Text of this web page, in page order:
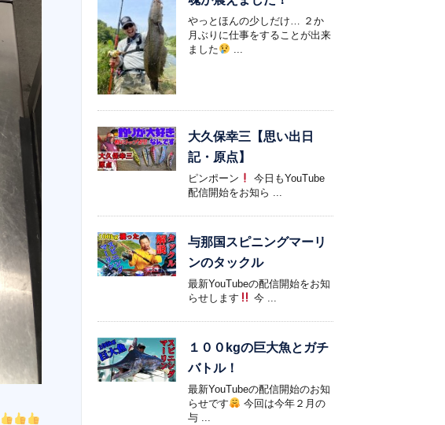
やっとほんの少しだけ… ２か
月ぶりに仕事をすることが出来
ました
...
大久保幸三【思い出日
記・原点】
ピンポーン
今日もYouTube
配信開始をお知ら ...
与那国スピニングマーリ
ンのタックル
最新YouTubeの配信開始をお知
らせします
今 ...
１００kgの巨大魚とガチ
バトル！
最新YouTubeの配信開始のお知
らせです
今回は今年２月の
与 ...